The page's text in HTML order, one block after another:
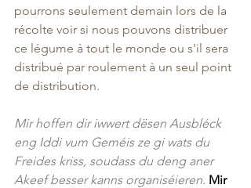
pourrons seulement demain lors de la
récolte voir si nous pouvons distribuer
ce légume à tout le monde ou s'il sera
distribué par roulement à un seul point
de distribution.
Mir hoffen dir iwwert dësen Ausbléck
eng Iddi vum Geméis ze gi wats du
Freides kriss, soudass du deng aner
Akeef besser kanns organiséieren. Mir